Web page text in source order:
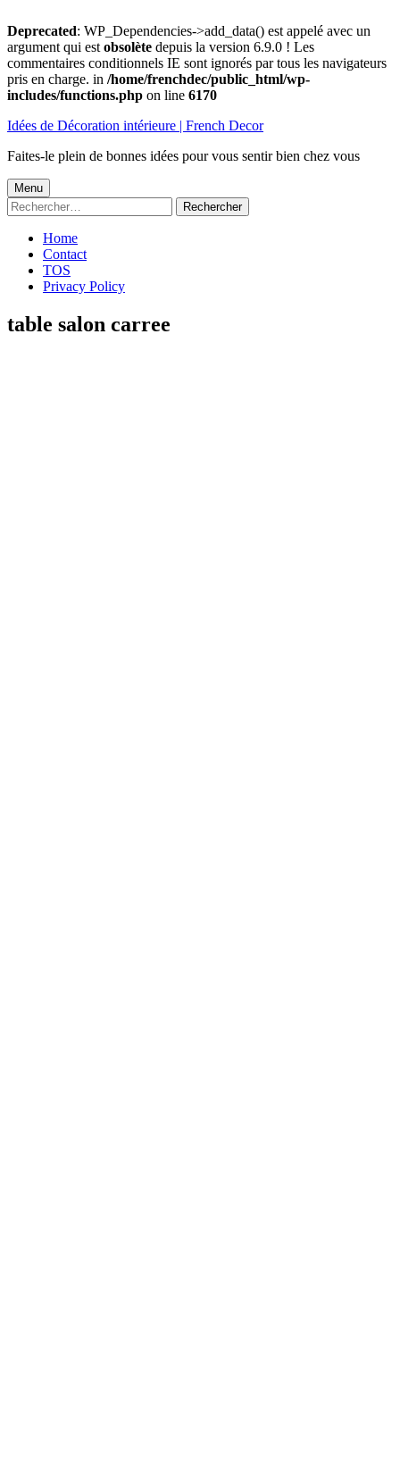
Deprecated: WP_Dependencies->add_data() est appelé avec un
argument qui est obsolète depuis la version 6.9.0 ! Les
commentaires conditionnels IE sont ignorés par tous les navigateurs
pris en charge. in /home/frenchdec/public_html/wp-
includes/functions.php on line 6170
au
Idées de Décoration intérieure | French Decor
Faites-le plein de bonnes idées pour vous sentir bien chez vous
Menu
principal
Menu
Rechercher :
Home
Contact
TOS
Privacy Policy
table salon carree